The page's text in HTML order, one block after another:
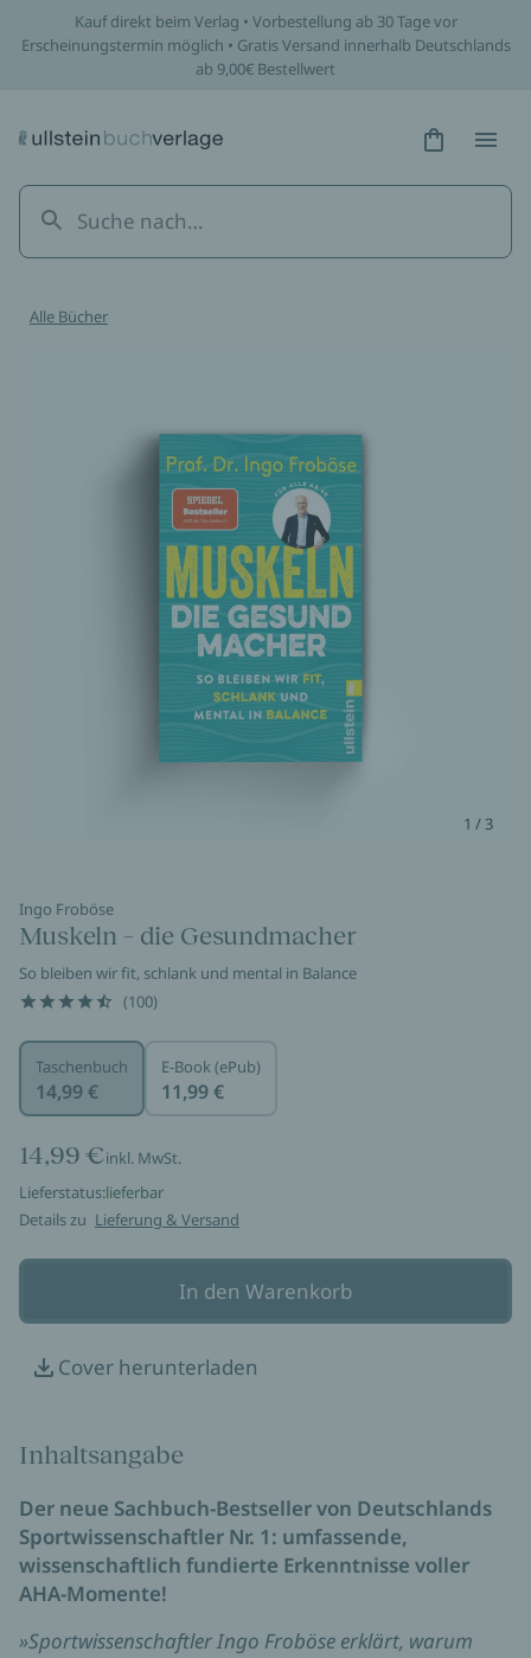
Kauf direkt beim Verlag • Vorbestellung ab 30 Tage vor
Erscheinungstermin möglich • Gratis Versand innerhalb Deutschlands
ab 9,00€ Bestellwert
Hidden
Alle Bücher
1 / 3
Ingo Froböse
Muskeln – die Gesundmacher
So bleiben wir fit, schlank und mental in Balance
(100)
Taschenbuch
14,99 €
E-Book (ePub)
11,99 €
14,99 €inkl. MwSt.
Lieferstatus:lieferbar
Details zu Lieferung & Versand
In den Warenkorb
Cover herunterladen
Inhaltsangabe
Der neue Sachbuch-Bestseller von Deutschlands
Sportwissenschaftler Nr. 1: umfassende,
wissenschaftlich fundierte Erkenntnisse voller
AHA-Momente!
»Sportwissenschaftler Ingo Froböse erklärt, warum